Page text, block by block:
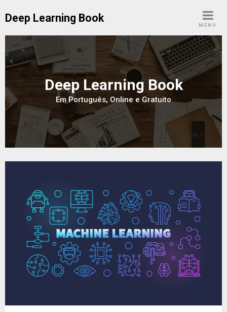
Deep Learning Book
MENU
Deep Learning Book
Em Português, Online e Gratuito